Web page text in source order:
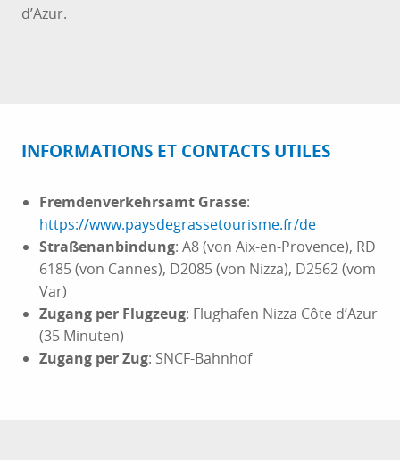
d’Azur.
INFORMATIONS ET CONTACTS UTILES
Fremdenverkehrsamt Grasse:
https://www.paysdegrassetourisme.fr/de
Straßenanbindung: A8 (von Aix-en-Provence), RD
6185 (von Cannes), D2085 (von Nizza), D2562 (vom
Var)
Zugang per Flugzeug: Flughafen Nizza Côte d’Azur
(35 Minuten)
Zugang per Zug: SNCF-Bahnhof